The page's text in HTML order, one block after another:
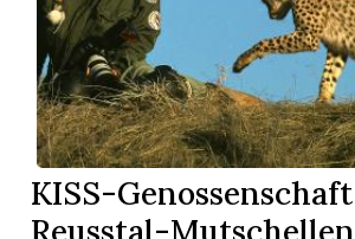
Bremgarten
KISS-Genossenschaft
Reusstal-Mutschellen